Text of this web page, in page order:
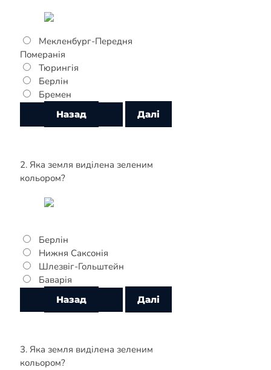
Мекленбург-Передня
Померанія
Тюрингія
Берлін
Бремен
2. Яка земля виділена зеленим
кольором?
Берлін
Нижня Саксонія
Шлезвіг-Гольштейн
Баварія
3. Яка земля виділена зеленим
кольором?